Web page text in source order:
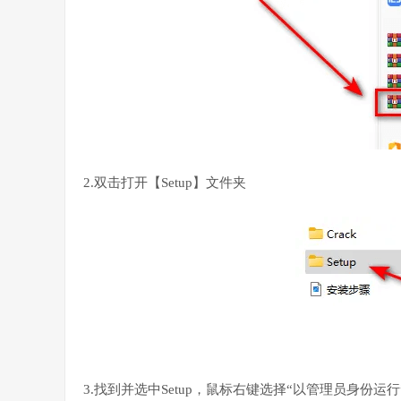
2.双击打开【Setup】文件夹
3.找到并选中Setup，鼠标右键选择“以管理员身份运